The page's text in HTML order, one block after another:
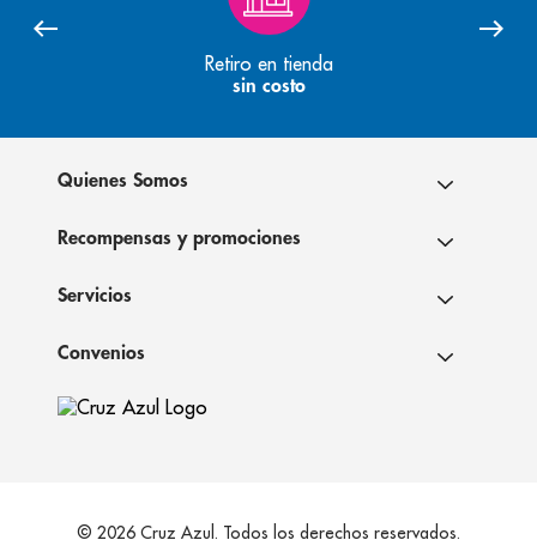
Retiro en tienda
sin costo
Quienes Somos
Recompensas y promociones
Servicios
Convenios
© 2026 Cruz Azul. Todos los derechos reservados.